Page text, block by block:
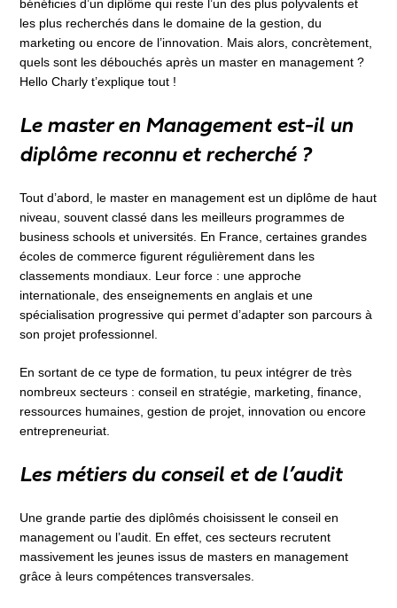
bénéficies d’un diplôme qui reste l’un des plus polyvalents et
les plus recherchés dans le domaine de la gestion, du
marketing ou encore de l’innovation. Mais alors, concrètement,
quels sont les débouchés après un master en management ?
Hello Charly t’explique tout !
Le master en Management est-il un
diplôme reconnu et recherché ?
Tout d’abord, le master en management est un diplôme de haut
niveau, souvent classé dans les meilleurs programmes de
business schools et universités. En France, certaines grandes
écoles de commerce figurent régulièrement dans les
classements mondiaux. Leur force : une approche
internationale, des enseignements en anglais et une
spécialisation progressive qui permet d’adapter son parcours à
son projet professionnel.
En sortant de ce type de formation, tu peux intégrer de très
nombreux secteurs : conseil en stratégie, marketing, finance,
ressources humaines, gestion de projet, innovation ou encore
entrepreneuriat.
Les métiers du conseil et de l’audit
Une grande partie des diplômés choisissent le conseil en
management ou l’audit. En effet, ces secteurs recrutent
massivement les jeunes issus de masters en management
grâce à leurs compétences transversales.